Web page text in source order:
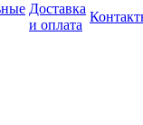
Доставка
и оплата